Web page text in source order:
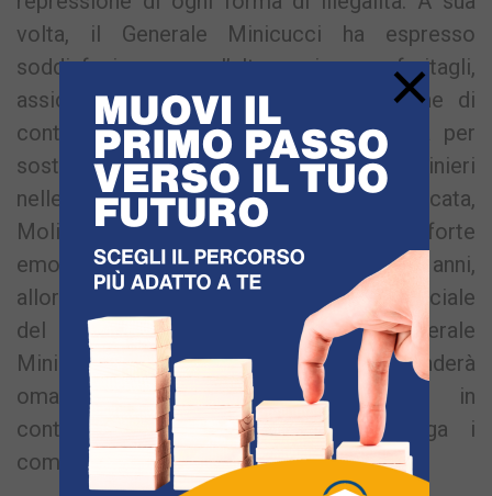
volta, il Generale Minicucci ha espresso
soddisfazione per l’alta carica conferitagli,
assicurando il massimo impegno al fine di
continuare l’opera del Gen. C.A. de Vita per
sostenere l’attività dell’Arma dei Carabinieri
nelle Regioni Campania, Abruzzo, Basilicata,
Molise e Puglia. Ha inoltre sottolineato la forte
emozione nel rientrare a Napoli dopo 10 anni,
allorquando ha lasciato il Comando Provinciale
del capoluogo partenopeo. Il Generale
Minicucci nella mattinata di domani renderà
omaggio all’Eroe Salvo D’Acquisto, in
continuità con la tradizione che lega i
comandanti al martire napoletano.
×